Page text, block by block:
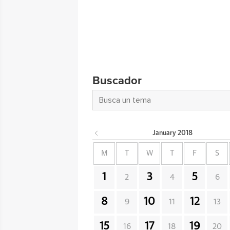
Buscador
January 2018
M W F S
1 2 3 4 5 6
8 9 10 11 12 13
15 16 17 18 19 20